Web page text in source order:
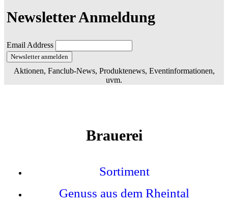
Newsletter Anmeldung
Email Address
Aktionen, Fanclub-News, Produktenews, Eventinformationen,
uvm.
Brauerei
Sortiment
Genuss aus dem Rheintal